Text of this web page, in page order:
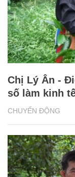
CHUYỂN ĐỘNG
Chị Lý Ân -
số làm kinh